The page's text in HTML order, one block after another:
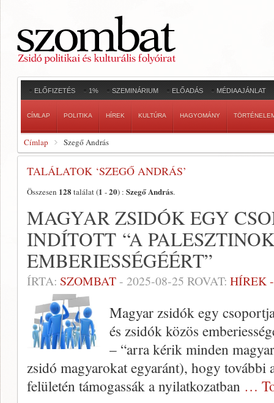
ELŐFIZETÉS 1% SZEMINÁRIUM ELŐADÁS MÉDIAAJÁNLAT
CÍMLAP POLITIKA HÍREK KULTÚRA HAGYOMÁNY
Címlap Szegő András
TALÁLATOK ‘SZEGŐ ANDRÁS’
Összesen 128 találat (1 -20) : Szegő András.
MAGYAR ZSIDÓK EGY
INDÍTOTT “A
EMBERIESSÉGÉÉRT”
ÍRTA: SZOMBAT- 2025-08-25 ROVAT: HÍREK
Magyar zsidók egy
és zsidók közös
– “arra kérik minden
zsidó magyarokat egyaránt), hogy további
felületén támogassák a nyilatkozatban …